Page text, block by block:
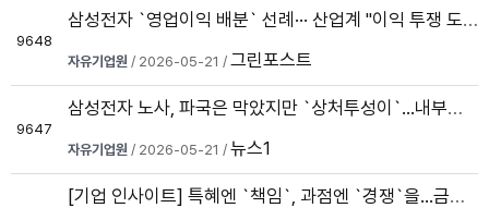
9648
삼성전자 `영업이익 배분` 선례··· 산업계 "이익 투쟁 도미노 우려"
자유기업원 / 2026-05-21 / 그린포스트
9647
삼성전자 노사, 파국은 막았지만 `상처투성이`…내부갈등 봉합 숙제
자유기업원 / 2026-05-21 / 뉴스1
[기업 인사이트] 특혜엔 `책임`, 과점엔 `경쟁`을…금융규제 `황금비율...